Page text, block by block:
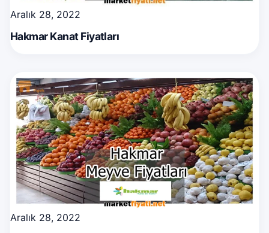
Aralık 28, 2022
Hakmar Kanat Fiyatları
Aralık 28, 2022